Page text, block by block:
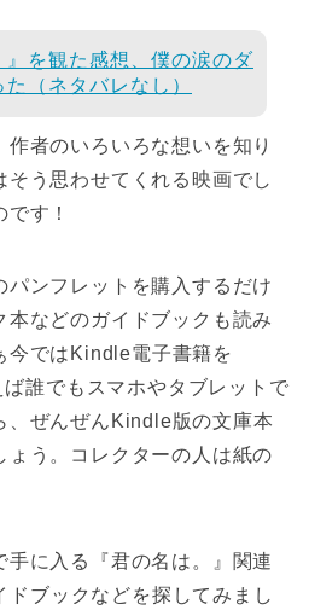
』を観た感想、僕の涙のダ
（ネタバレなし）
作者のいろいろな想いを知り
う思わせてくれる映画でし
す！
パンフレットを購入するだけ
本などのガイドブックも読み
今ではKindle電子書籍を
誰でもスマホやタブレットで
、ぜんぜんKindle版の文庫本
ょう。コレクターの人は紙の
手に入る『君の名は。』関連
ブックなどを探してみまし